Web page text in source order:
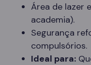
Área de lazer
academia).
Segurança
compulsórios.
Ideal para: